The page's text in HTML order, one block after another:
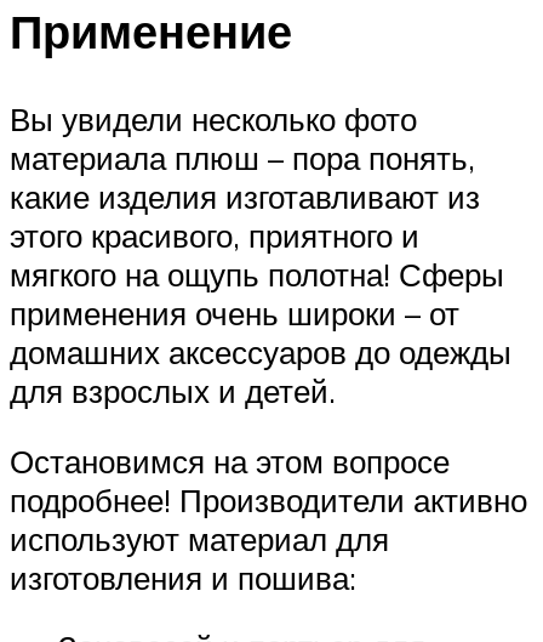
Применение
Вы увидели несколько фото
материала плюш – пора понять,
какие изделия изготавливают из
этого красивого, приятного и
мягкого на ощупь полотна! Сферы
применения очень широки – от
домашних аксессуаров до одежды
для взрослых и детей.
Остановимся на этом вопросе
подробнее! Производители активно
используют материал для
изготовления и пошива: